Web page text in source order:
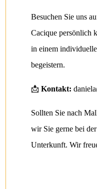
Besuchen Sie uns
Cacique persönlich
in einem
begeistern.
📩 Kontakt:
Sollten Sie nach
wir Sie gerne bei
Unterkunft. Wir